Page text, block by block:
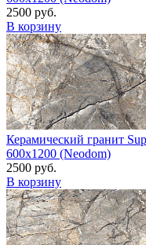
2500 руб.
В корзину
Керамический гранит
600x1200 (Neodom)
2500 руб.
В корзину